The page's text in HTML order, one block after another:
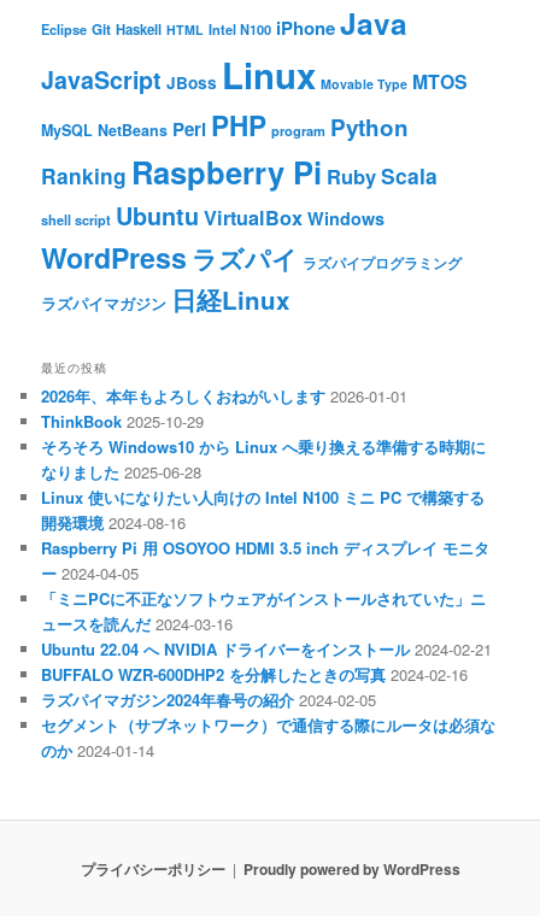
Eclipse Git Haskell HTML Intel N100 iPhoneJava
JavaScript JBoss Linux Movable Type MTOS
MySQL NetBeans Perl PHP program Python
Ranking Raspberry Pi RubyScala
shell script Ubuntu VirtualBox Windows
WordPress ラズパイ ラズパイプログラミング
ラズパイマガジン 日経Linux
最近の投稿
2026年、本年もよろしくおねがいします 2026-01-01
ThinkBook 2025-10-29
そろそろ Windows10 から Linux へ乗り換える準備する時期に
なりました 2025-06-28
Linux 使いになりたい人向けの Intel N100 ミニ PC で構築する
開発環境 2024-08-16
Raspberry Pi 用 OSOYOO HDMI 3.5 inch ディスプレイ モニタ
ー 2024-04-05
「ミニPCに不正なソフトウェアがインストールされていた」ニ
ュースを読んだ 2024-03-16
Ubuntu 22.04 へ NVIDIA ドライバーをインストール 2024-02-21
BUFFALO WZR-600DHP2 を分解したときの写真 2024-02-16
ラズパイマガジン2024年春号の紹介 2024-02-05
セグメント（サブネットワーク）で通信する際にルータは必須な
のか 2024-01-14
プライバシーポリシー Proudly powered by WordPress